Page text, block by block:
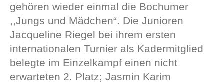
gehören wieder einmal die Bochumer
,,Jungs und Mädchen“. Die Junioren
Jacqueline Riegel bei ihrem ersten
internationalen Turnier als Kadermitglied
belegte im Einzelkampf einen nicht
erwarteten 2. Platz; Jasmin Karim